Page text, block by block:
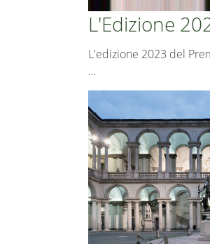
L'Edizione
L'edizione 2023 del
…